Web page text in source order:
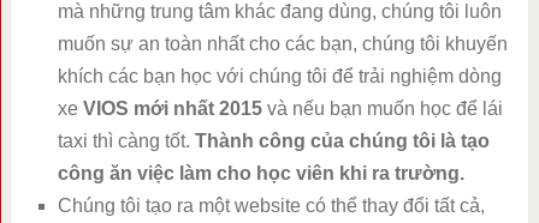
mà những trung tâm khác đang dùng, chúng tôi luôn
muốn sự an toàn nhất cho các bạn, chúng tôi khuyến
khích các bạn học với chúng tôi để trải nghiệm dòng
xe VIOS mới nhất 2015và nếu bạn muốn học để lái
taxi thì càng tốt. Thành công của chúng tôi là tạo
công ăn việc làm cho học viên khi ra trường.
Chúng tôi tạo ra một website có thể thay đổi tất cả,